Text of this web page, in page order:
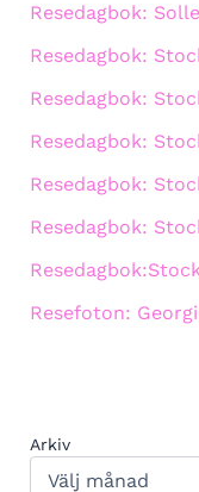
Resedagbok:
Resedagbok:
Resedagbok:
Resedagbok:
Resedagbok:
Resedagbok:
Resefoton:
Arkiv